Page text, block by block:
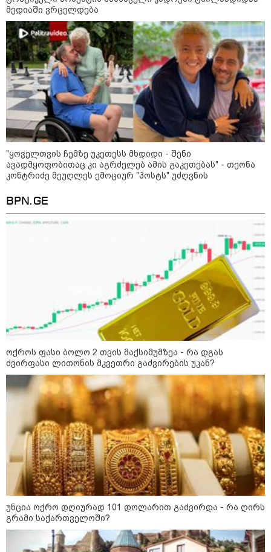
12:34 / 08-08-2026
რას აცხადებს ირაკლი კობახიძე
ელექტროენერგიის რამდენჯერმე
გათიშვასთან დაკავშირებით?
"სიმბოლურია, რომ კობახიძის
მოღალატეობრივი განცხადება
საქართველოს
თავისუფლებისთვის შეწირული
გმირების მემორიალზე
გაკეთდა" - "ნაციონალური
მოძრაობა"
19:03 / 08-08-2026
"მკაცრად ვგმობთ ირაკლი
კობახიძის განცხადებას" -
"კოალიცია ცვლილებისთვის"
16:33 / 08-08-2026
"გიორგი ბარამიძემ რაღაც
არასწორად ჩამოაყალიბა,
მაგრამ ნამდვილად არ
ეკუთვნის წიხლი ივანიშვილის
ღალატზე დაფუძნებული
დიქტატურის მსახურებისგან" -
მიხეილ სააკაშვილი
16:22 / 08-08-2026
ღალატი" - როგორ ეხმაურება
ნიკა გვარამია აგვისტოს ომთან
დაკავშირებით ირაკლი
მედიაში ვრცელდება
"ყოველთვის ჩემზე უკეთესს მხდიდი - შენი
ავადმყოფობითაც კი აგრძელებ ამის გაკეთებას" - თეონა
კონტრიძე მეუღლეს ემოციურ "პოსტს" უძღვნის
BPN.GE
ოქროს ფასი ბოლო 2 თვის მაქსიმუმზეა - რა დგას
ძვირფასი ლითონის მკვეთრი გაძვირების უკან?
უნცია ოქრო დღიურად 101 დოლარით გაძვირდა - რა ღირს
გრამი საქართველოში?